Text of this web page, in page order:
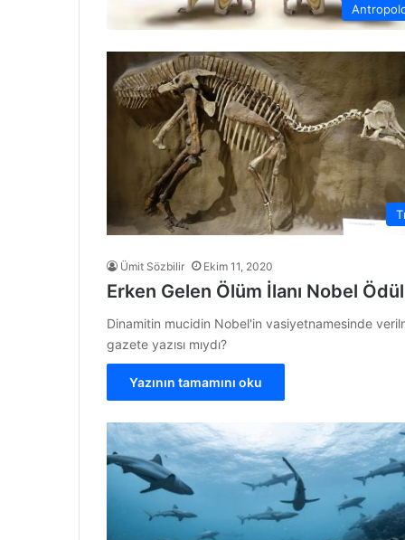
Ümit Sözbilir Ekim 11, 2020
Erken Gelen Ölüm İlanı Nobel
Dinamitin mucidin Nobel'in vasiyetnamesinde
gazete yazısı mıydı?
Yazının tamamını oku